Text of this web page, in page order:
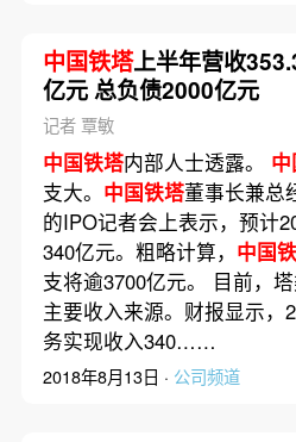
中国铁塔上半年营收
亿元 总负债2000亿元
记者 覃敏
中国铁塔内部人士透露。
支大。 中国铁塔董事长兼总
的IPO记者会上表示，预计
340亿元。粗略计算， 中国
支将逾3700亿元。 目前，
主要收入来源。财报显示，
务实现收入340……
2018年8月13日 · 公司频道